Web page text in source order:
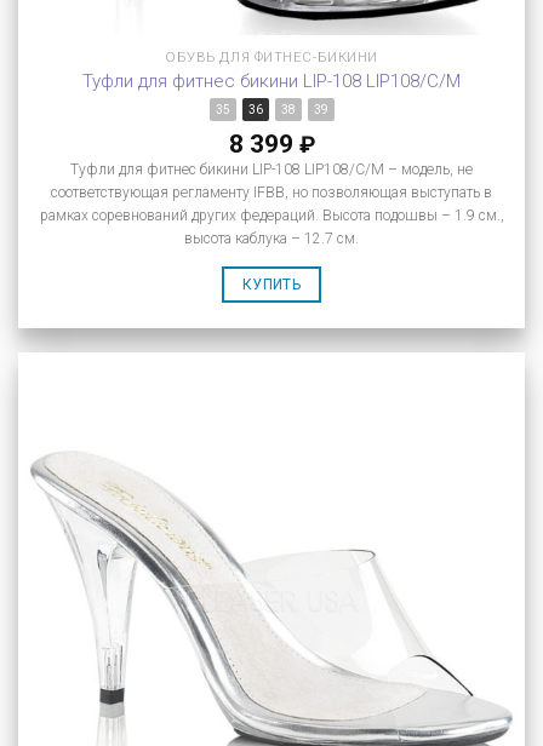
ОБУВЬ ДЛЯ ФИТНЕС-БИКИНИ
Туфли для фитнес бикини LIP-108 LIP108/C/M
35 36 38 39
8 399 ₽
Туфли для фитнес бикини LIP-108 LIP108/C/M – модель, не
соответствующая регламенту IFBB, но позволяющая выступать в
рамках соревнований других федераций. Высота подошвы – 1.9 см.,
высота каблука – 12.7 см.
КУПИТЬ